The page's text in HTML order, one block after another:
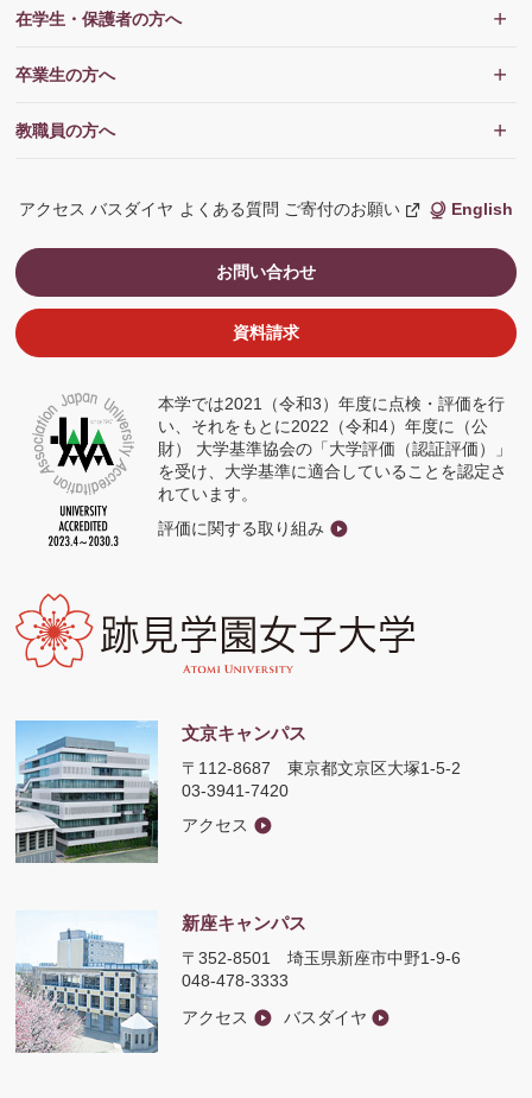
文京キャンパス
〒112-8687東京都文京区大塚1-5-2
03-3941-7420
アクセス
新座キャンパス
〒352-8501埼玉県新座市中野1-9-6
048-478-3333
アクセス
バスダイヤ
本学では2021（令和3）年度に点検・評価を行
い、それをもとに2022（令和4）年度に（公
財） 大学基準協会の「大学評価（認証評価）」
を受け、大学基準に適合していることを認定さ
れています。
評価に関する取り組み
在学生・保護者の方へ
卒業生の方へ
教職員の方へ
アクセス バスダイヤ よくある質問 ご寄付のお願い
新
し
ン
ド
開
English
お問い合わせ
資料請求